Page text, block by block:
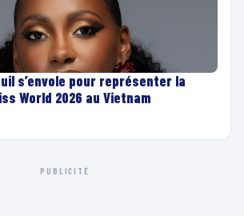
s’envole pour représenter la
World 2026 au Vietnam
PUBLICITÉ